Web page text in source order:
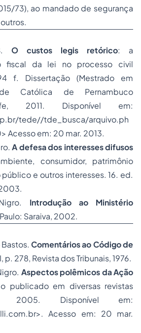
73), ao mandado de segurança
O custos legis retórico: a
fiscal da lei no processo civil
f. Dissertação (Mestrado em
Católica de Pernambuco
2011. Disponível em:
tede//tde_busca/arquivo.ph
Acesso em: 20 mar. 2013.
A defesa dos interesses difusos
consumidor, patrimônio
e outros interesses. 16. ed.
Introdução ao Ministério
Saraiva, 2002.
Bastos.Comentários ao Código de
p. 278, Revista dos Tribunais, 1976.
Aspectos polêmicos da Ação
publicado em diversas revistas
2005. Disponível em:
Acesso em: 20 mar.